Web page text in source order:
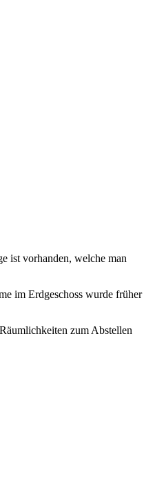
ist vorhanden, welche man
im Erdgeschoss wurde früher
zum Abstellen